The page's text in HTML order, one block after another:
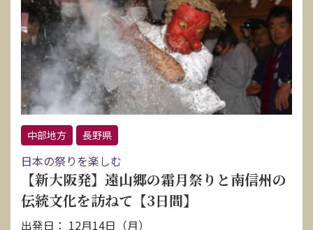
中部地方 長野県
日本の祭りを楽しむ
【新大阪発】遠山郷の霜月祭りと南信州の
伝統文化を訪ねて【3日間】
出発日： 12月14日（月）